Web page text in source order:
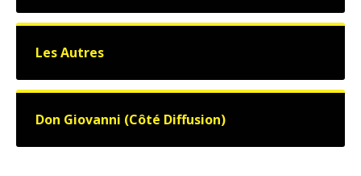
Les Autres
Don Giovanni (Côté Diffusion)